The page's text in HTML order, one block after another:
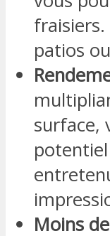
patios
surface,
Moins